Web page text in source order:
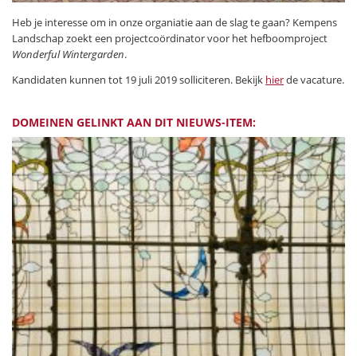
Heb je interesse om in onze organiatie aan de slag te gaan? Kempens
Landschap zoekt een projectcoördinator voor het hefboomproject
Wonderful Wintergarden.
Kandidaten kunnen tot 19 juli 2019 solliciteren. Bekijk hierde vacature.
DOMEINEN GELINKT AAN DIT NIEUWS-ITEM: